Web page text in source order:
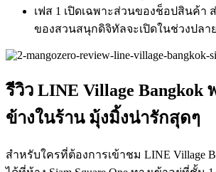
เฟส 1 เปิดเฉพาะส่วนของช็อปสินค้า
ของสวนสนุกดิจิทัลจะเปิดในช่วงปลา
รีวิว LINE Village Bangkok
ข้างในร้าน มุ้งมิ้งน่ารักสุดๆ
สำหรับใครที่ต้องการเข้าชม LINE Village